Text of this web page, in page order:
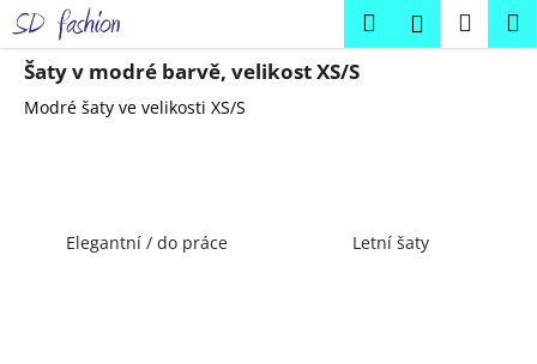
Přejít
na
obsah
HledatPřihlášení
Šaty v modré barvě, velikost XS/S
Modré šaty ve velikosti XS/S
Elegantní / do práce Letní šaty
K
o